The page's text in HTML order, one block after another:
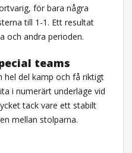
för bara några
till 1-1. Ett resultat
och andra perioden.
teams
hel del kamp och få riktigt
i numerärt underläge vid
tack vare ett stabilt
mellan stolparna.